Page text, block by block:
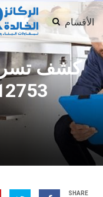
الأقسام
كشف
93112753
SHARE